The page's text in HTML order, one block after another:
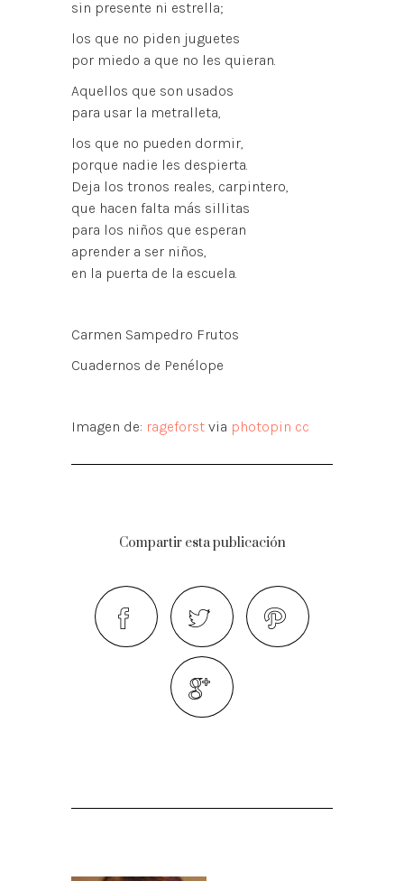
sin presente ni estrella;
los que no piden juguetes
por miedo a que no les quieran.
Aquellos que son usados
para usar la metralleta,
los que no pueden dormir,
porque nadie les despierta.
Deja los tronos reales, carpintero,
que hacen falta más sillitas
para los niños que esperan
aprender a ser niños,
en la puerta de la escuela.
Carmen Sampedro Frutos
Cuadernos de Penélope
Imagen de: rageforst via photopin cc
Compartir esta publicación